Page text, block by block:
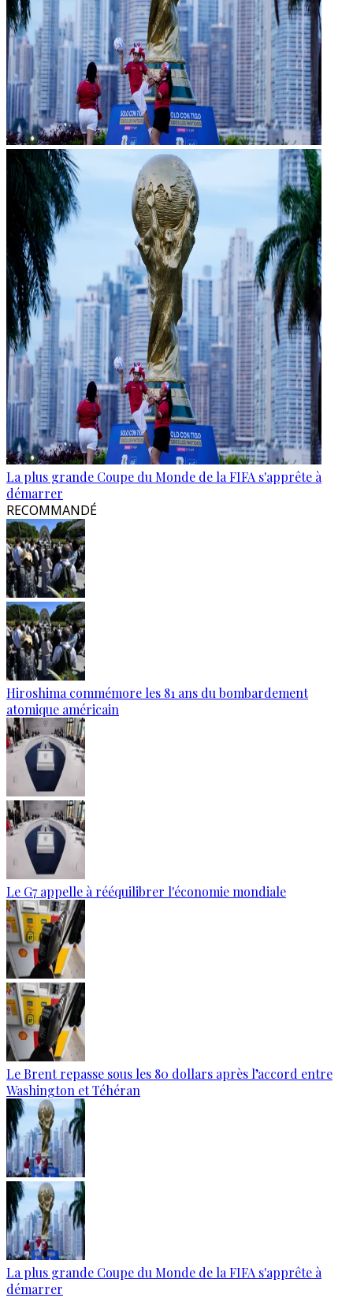
La plus grande Coupe du Monde de la FIFA s'apprête à
démarrer
RECOMMANDÉ
Hiroshima commémore les 81 ans du bombardement
atomique américain
Le G7 appelle à rééquilibrer l'économie mondiale
Le Brent repasse sous les 80 dollars après l’accord entre
Washington et Téhéran
La plus grande Coupe du Monde de la FIFA s'apprête à
démarrer